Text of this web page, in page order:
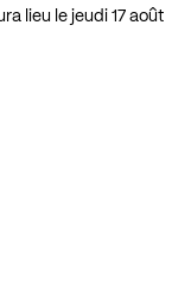
lieu le jeudi 17 août